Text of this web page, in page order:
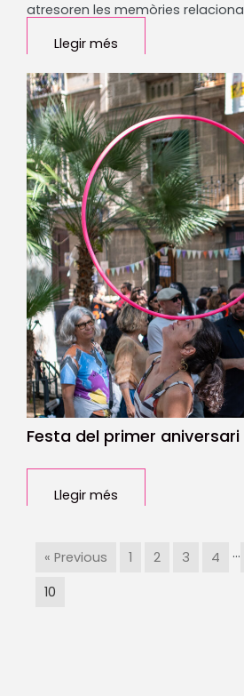
atresoren les memòries
Llegir més
Festa del primer
Llegir més
« Previous 1 2 3 4 …
10